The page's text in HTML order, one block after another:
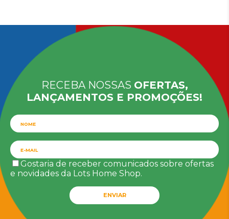
RECEBA NOSSAS OFERTAS,
LANÇAMENTOS E PROMOÇÕES!
Gostaria de receber comunicados sobre ofertas
e novidades da Lots Home Shop.
ENVIAR